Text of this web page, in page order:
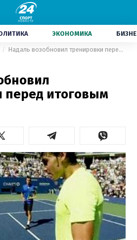
ЭКОНОМИКА
Надаль возобновил тренировки перед итоговым турниром
перед итоговым